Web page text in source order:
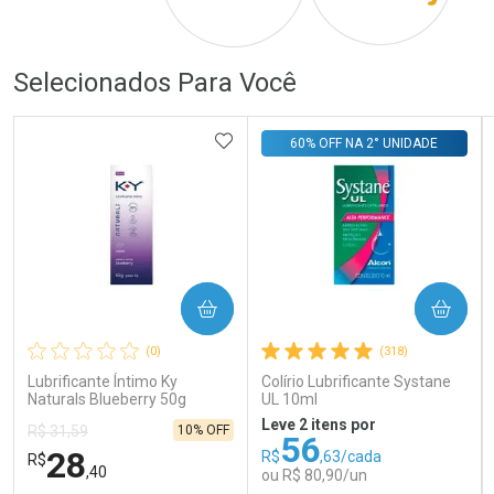
Por R$ 214,00/cada
Por R$ 214,00/cada
Por R$ 223,00/cada
Por R$ 223,00/cada
Selecionados Para Você
(0)
Lubrificante Íntimo Ky
Naturals Blueberry 50g
R$ 31,59
R$28,40
10% OFF
ADICIONAR AOS FAVORITOS
COMPRAR
(318)
Colírio Lubrificante Systane
UL 10ml
60% OFF NA 2° UNIDADE
Leve 2 itens por
R$56,63/cada
ou R$ 80,90/un
COMPRAR